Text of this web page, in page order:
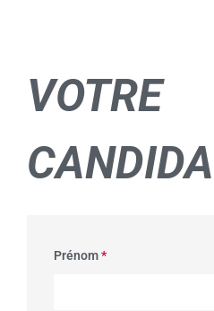
VOTRE
Prénom*